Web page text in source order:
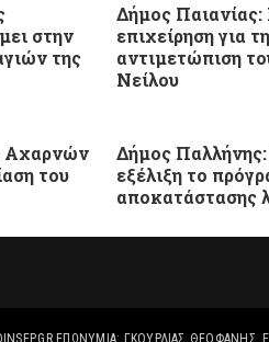
στην
της
Δήμος
επιχείρηση για
αντιμετώπιση
Νείλου
Αχαρνών
του
Δήμος
εξέλιξη το
αποκατάστασης
ΕΠΩΝΥΜΊΑ: ΓΚΟΥΡΛΙΑΣ ΘΕΟΦΑΝΗΣ,